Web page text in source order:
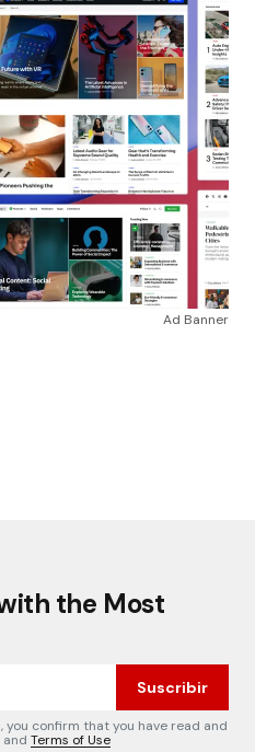
Ad Banner
the Most
Suscribir
confirm that you have read and
and Terms of Use